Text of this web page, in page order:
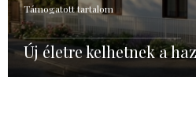
Támogatott tartalom
Új életre kelhetnek a